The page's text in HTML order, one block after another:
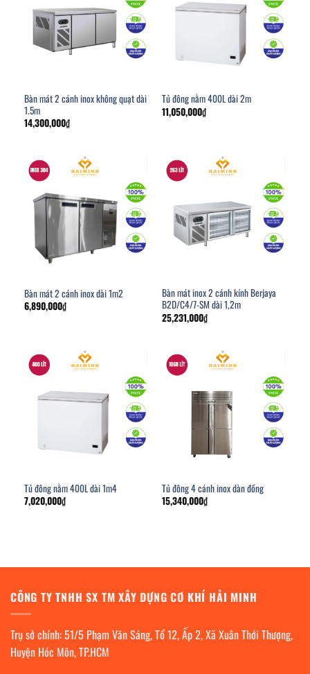
Bàn mát 2 cánh inox không quạt dài
1.5m
14,300,000₫
Tủ đông nằm 400L dài 2m
11,050,000₫
Bàn mát 2 cánh inox dài 1m2
6,890,000₫
Bàn mát inox 2 cánh kính Berjaya
B2D/C4/7-SM dài 1,2m
25,231,000₫
Tủ đông nằm 400L dài 1m4
7,020,000₫
Tủ đông 4 cánh inox dàn đồng
15,340,000₫
CÔNG TY TNHH SX TM XÂY DỰNG CƠ KHÍ HẢI MINH
Trụ sở chính: 51/5 Phạm Văn Sáng, Tổ 12, Ấp 2, Xã Xuân Thới Thượng,
Huyện Hóc Môn, TP.HCM